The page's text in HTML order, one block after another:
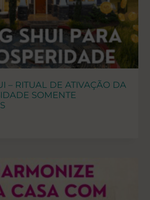
– RITUAL DE ATIVAÇÃO DA
SOMENTE